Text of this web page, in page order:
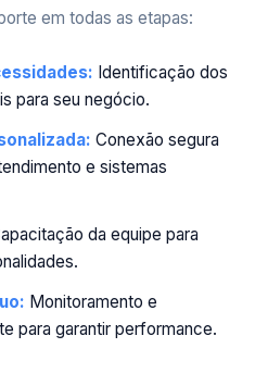
em todas as etapas:
Identificação dos
para seu negócio.
Conexão segura
e sistemas
da equipe para
Monitoramento e
para garantir performance.